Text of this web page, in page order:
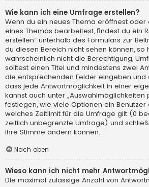
Wie kann ich eine Umfrage erstellen?
Wenn du ein neues Thema eröffnest oder
eines Themas bearbeitest, findest du ein
erstellen“ unterhalb des Formulars zur
du diesen Bereich nicht sehen können, so
wahrscheinlich nicht die Berechtigung,
solltest einen Titel und mindestens zwei
die entsprechenden Felder eingeben und
dass jede Antwortmöglichkeit in einer
kannst auch unter „Auswahlmöglichkeiten
festlegen, wie viele Optionen ein Benutzer
welches Zeitlimit für die Umfrage gilt (0
zeitlich unbegrenzte Umfrage) und
ihre Stimme ändern können.
Nach oben
Wieso kann ich nicht mehr
Die maximal zulässige Anzahl von